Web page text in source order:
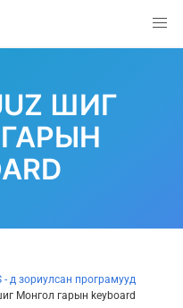
ШИГ
- д зориулсан програмууд
Монгол гарын keyboard